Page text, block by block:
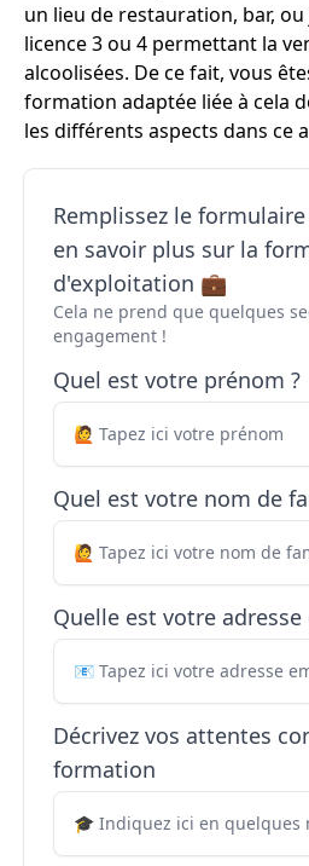
un lieu de restauration, bar,
licence 3 ou 4 permettant la
alcoolisées. De ce fait, vous
formation adaptée liée à cela
les différents aspects dans ce
Remplissez le
en savoir plus sur la
d'exploitation 💼
Cela ne prend que quelques
engagement !
Quel est votre prénom ?
Quel est votre nom de
Quelle est votre adresse
Décrivez vos attentes
formation